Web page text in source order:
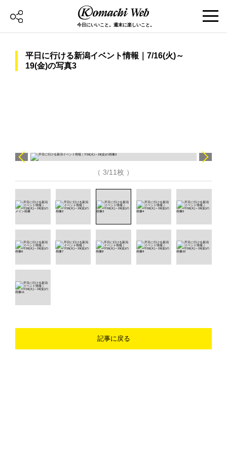
今日にいいこと。週末に楽しいこと。
平日に行ける新潟イベント情報｜7/16(火)～
19(金)の写真3
（ 3/11枚 ）
記事に戻る